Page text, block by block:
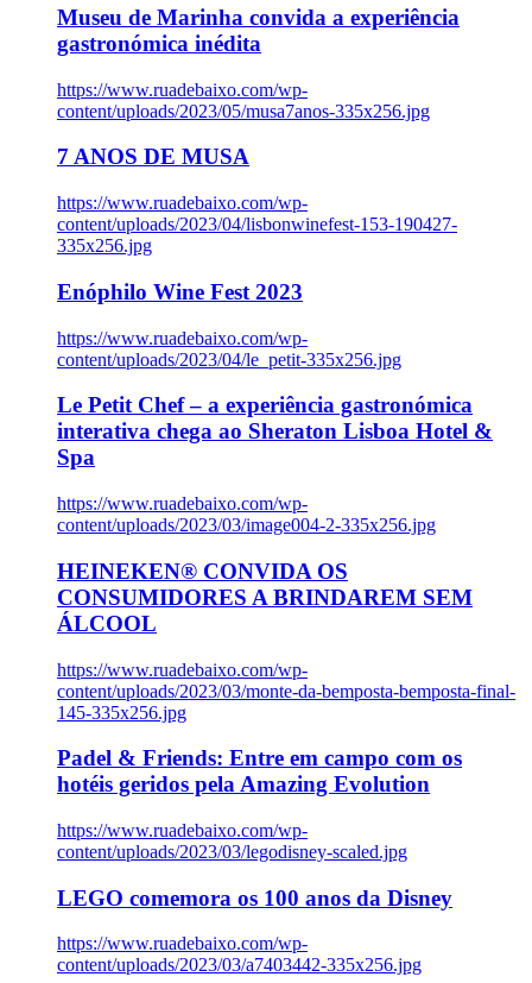
Museu de Marinha convida a experiência
gastronómica inédita
https://www.ruadebaixo.com/wp-
content/uploads/2023/05/musa7anos-335x256.jpg
7 ANOS DE MUSA
https://www.ruadebaixo.com/wp-
content/uploads/2023/04/lisbonwinefest-153-190427-
335x256.jpg
Enóphilo Wine Fest 2023
https://www.ruadebaixo.com/wp-
content/uploads/2023/04/le_petit-335x256.jpg
Le Petit Chef – a experiência gastronómica
interativa chega ao Sheraton Lisboa Hotel &
Spa
https://www.ruadebaixo.com/wp-
content/uploads/2023/03/image004-2-335x256.jpg
HEINEKEN® CONVIDA OS
CONSUMIDORES A BRINDAREM SEM
ÁLCOOL
https://www.ruadebaixo.com/wp-
content/uploads/2023/03/monte-da-bemposta-bemposta-final-
145-335x256.jpg
Padel & Friends: Entre em campo com os
hotéis geridos pela Amazing Evolution
https://www.ruadebaixo.com/wp-
content/uploads/2023/03/legodisney-scaled.jpg
LEGO comemora os 100 anos da Disney
https://www.ruadebaixo.com/wp-
content/uploads/2023/03/a7403442-335x256.jpg